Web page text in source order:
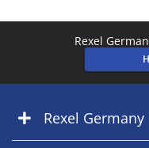
Rexel
Rexel Germany